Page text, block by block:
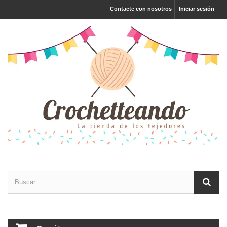
Iniciar sesión
Contacte con nosotros